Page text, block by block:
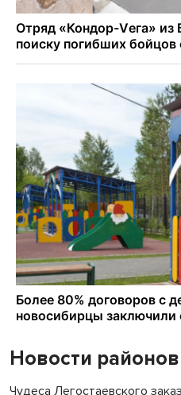
Новости районов
Чудеса Легостаевского